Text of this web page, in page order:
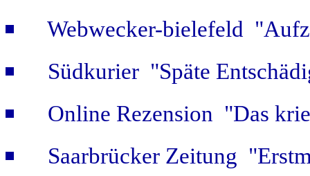
Webwecker-bielefeld
Südkurier "Späte
Online Rezension "Das
Saarbrücker Zeitung